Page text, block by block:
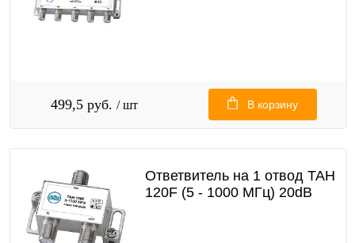
499,5 руб. / шт В корзину
Ответвитель на 1 отвод TAH
120F (5 - 1000 МГц) 20dB